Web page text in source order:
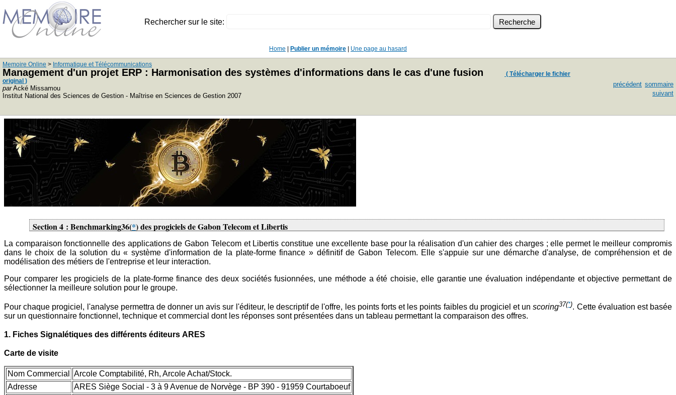
Rechercher sur le site:
Home Publier un mémoire Une page au hasard
Memoire Online > Informatique et Télécommunications
Management d'un projet ERP : Harmonisation des systèmes d'informations dans le cas d'une fusion
( Télécharger le fichier
original )
parAcké Missamou
Institut National des Sciences de Gestion - Maîtrise en Sciences de Gestion 2007
précédent sommaire
suivant
Section 4 : Benchmarking36(*) des progiciels de Gabon Telecom et Libertis
La comparaison fonctionnelle des applications de Gabon Telecom et Libertis constitue une excellente base pour la réalisation d'un cahier des charges ; elle permet le meilleur compromis
dans le choix de la solution du « système d'information de la plate-forme finance » définitif de Gabon Telecom. Elle s'appuie sur une démarche d'analyse, de compréhension et de
modélisation des métiers de l'entreprise et leur interaction.
Pour comparer les progiciels de la plate-forme finance des deux sociétés fusionnées, une méthode a été choisie, elle garantie une évaluation indépendante et objective permettant de
sélectionner la meilleure solution pour le groupe.
Pour chaque progiciel, l'analyse permettra de donner un avis sur l'éditeur, le descriptif de l'offre, les points forts et les points faibles du progiciel et unscoring37(*). Cette évaluation est basée
sur un questionnaire fonctionnel, technique et commercial dont les réponses sont présentées dans un tableau permettant la comparaison des offres.
1. Fiches Signalétiques des différents éditeurs ARES
Carte de visite
Nom Commercial
Arcole Comptabilité, Rh, Arcole Achat/Stock.
Adresse
ARES Siège Social - 3 à 9 Avenue de Norvège - BP 390 - 91959 Courtaboeuf